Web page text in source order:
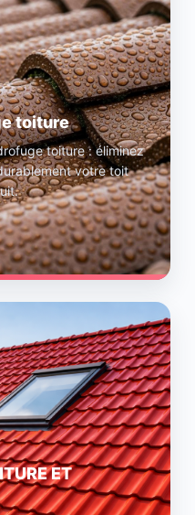
toiture
toiture : éliminez
votre toit
ET